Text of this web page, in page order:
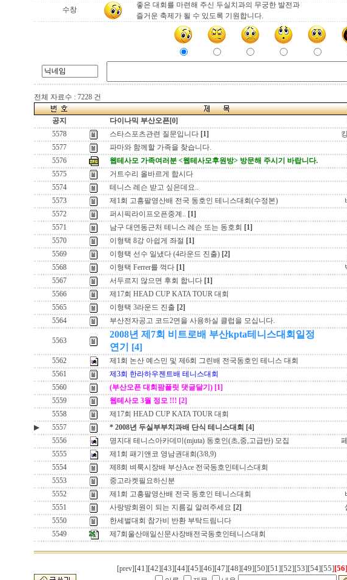
수창
좋은 대회를 마련해 주신 두실치과의 무궁한 발전과
즐거운 축제가 될 수 있도록 기원합니다.
전체 자료수 : 7228 건
공지 다이나믹 부산오픈[0]
5578
스타스포츠관련 질문입니다 [1]
5577
파마와 함께할 가족을 찾습니다.
5576
웹테사모 가족여러분 <웹테사모후원방> 방문해 주시기 바랍니다.
5575
거트수리 올바르게 합시다
5574
테니스 레슨 받고 싶은데요..
5573
제1회 고흥팔영산배 전국 동호인 테니스대회(수정본)
5572
퍼시픽라이프오픈중계.. [1]
5571
남구 대연동근처 테니스 레슨 또는 동호회 [1]
5570
이형택 8강 아쉽게 좌절 [1]
5569
이형택 선수 일냈다 (4라운드 진출) [2]
5568
이형택 Ferrer를 꺽다 [1]
5567
서두르지 않으면 후회 합니다 [1]
5566
제17회 HEAD CUP KATA TOUR 대회
5565
이형택 3라운드 진출 [2]
5564
부산전자공고 코드2면을 사용하실 클럽을 모십니다.
5563
2008년 제7회 비트로배 부산kpta테니스대회일정
연기
[4]
5562 제1회 논산 예스민 및 제6회 그린배 전국동호인 테니스 대회
5561
제3회 한라하우젠트배 테니스대회
5560
(부산오픈 대회팜플릿 댓글달기) [1]
5559
웹테사모 3월 정모 !!! [2]
5558
제17회 HEAD CUP KATA TOUR 대회
▶
5557 * 2008년 두실부부치과배 단식 테니스대회 [4]
5556
명지대 테니스아카데미(mjuta) 동호인(초,중,고급반) 모집
5555
제1회 패기앤코 영남권대회(3/8,9)
5554
제8회 벼룩시장배 부산Ace 전국동호인테니스대회
5553
중고라켓필요하신분
5552
제1회 고흥팔영산배 전국 동호인 테니스대회
5551
사랑방회원이 되는 지름길 알려주세요 [2]
5550
한세벌대회 참가비 반환 부탁드림니다
5549
제7회울산매일신문사장배전국동호인테니스대회
[prev] [41][42][43][44][45][46][47][48][49][50][51][52][53][54][55][56]